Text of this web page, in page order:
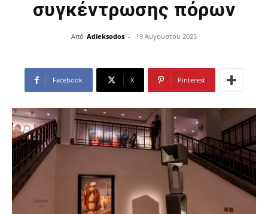
συγκέντρωσης πόρων
Από Adieksodos - 19 Αυγούστου 2025
Facebook X Pinterest